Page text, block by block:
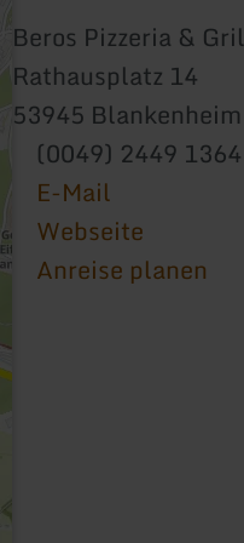
Beros Pizzeria &
Rathausplatz 14
53945 Blankenheim
(0049) 2449 1364
E-Mail
Webseite
Anreise planen